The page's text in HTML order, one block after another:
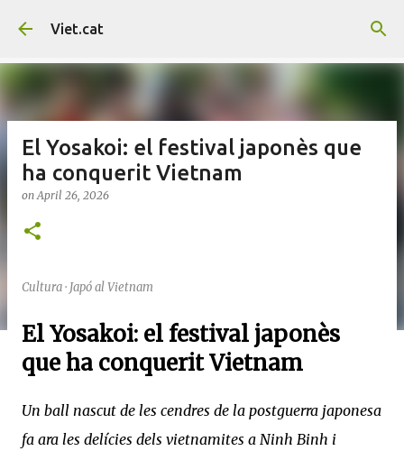
Viet.cat
El Yosakoi: el festival japonès que
ha conquerit Vietnam
onApril 26, 2026
Cultura · Japó al Vietnam
El Yosakoi: el festival japonès
que ha conquerit Vietnam
Un ball nascut de les cendres de la postguerra japonesa
fa ara les delícies dels vietnamites a Ninh Binh i